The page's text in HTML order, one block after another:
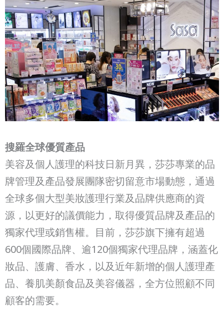
搜羅全球優質產品
美容及個人護理的科技日新月異，莎莎專業的品
牌管理及產品發展團隊密切留意市場動態，通過
全球多個大型美妝護理行業及品牌供應商的資
源，以更好的議價能力，取得優質品牌及產品的
獨家代理或銷售權。目前，莎莎旗下擁有超過
600個國際品牌、逾120個獨家代理品牌，涵蓋化
妝品、護膚、香水，以及近年新增的個人護理產
品、養肌美顏食品及美容儀器，全方位照顧不同
顧客的需要。